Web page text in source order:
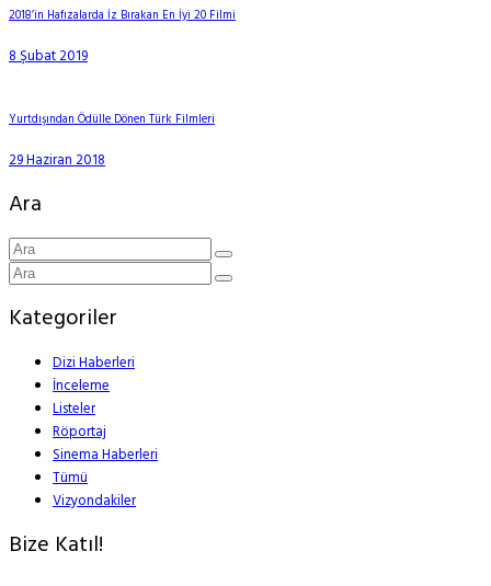
2018’in Hafızalarda İz Bırakan En İyi 20 Filmi
8 Şubat 2019
Yurtdışından Ödülle Dönen Türk Filmleri
29 Haziran 2018
Ara
Kategoriler
Dizi Haberleri
İnceleme
Listeler
Röportaj
Sinema Haberleri
Tümü
Vizyondakiler
Bize Katıl!